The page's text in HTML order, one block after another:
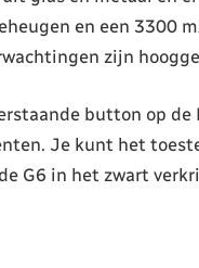
en een 3300
zijn
button op
Je kunt het
G6 in het zwart